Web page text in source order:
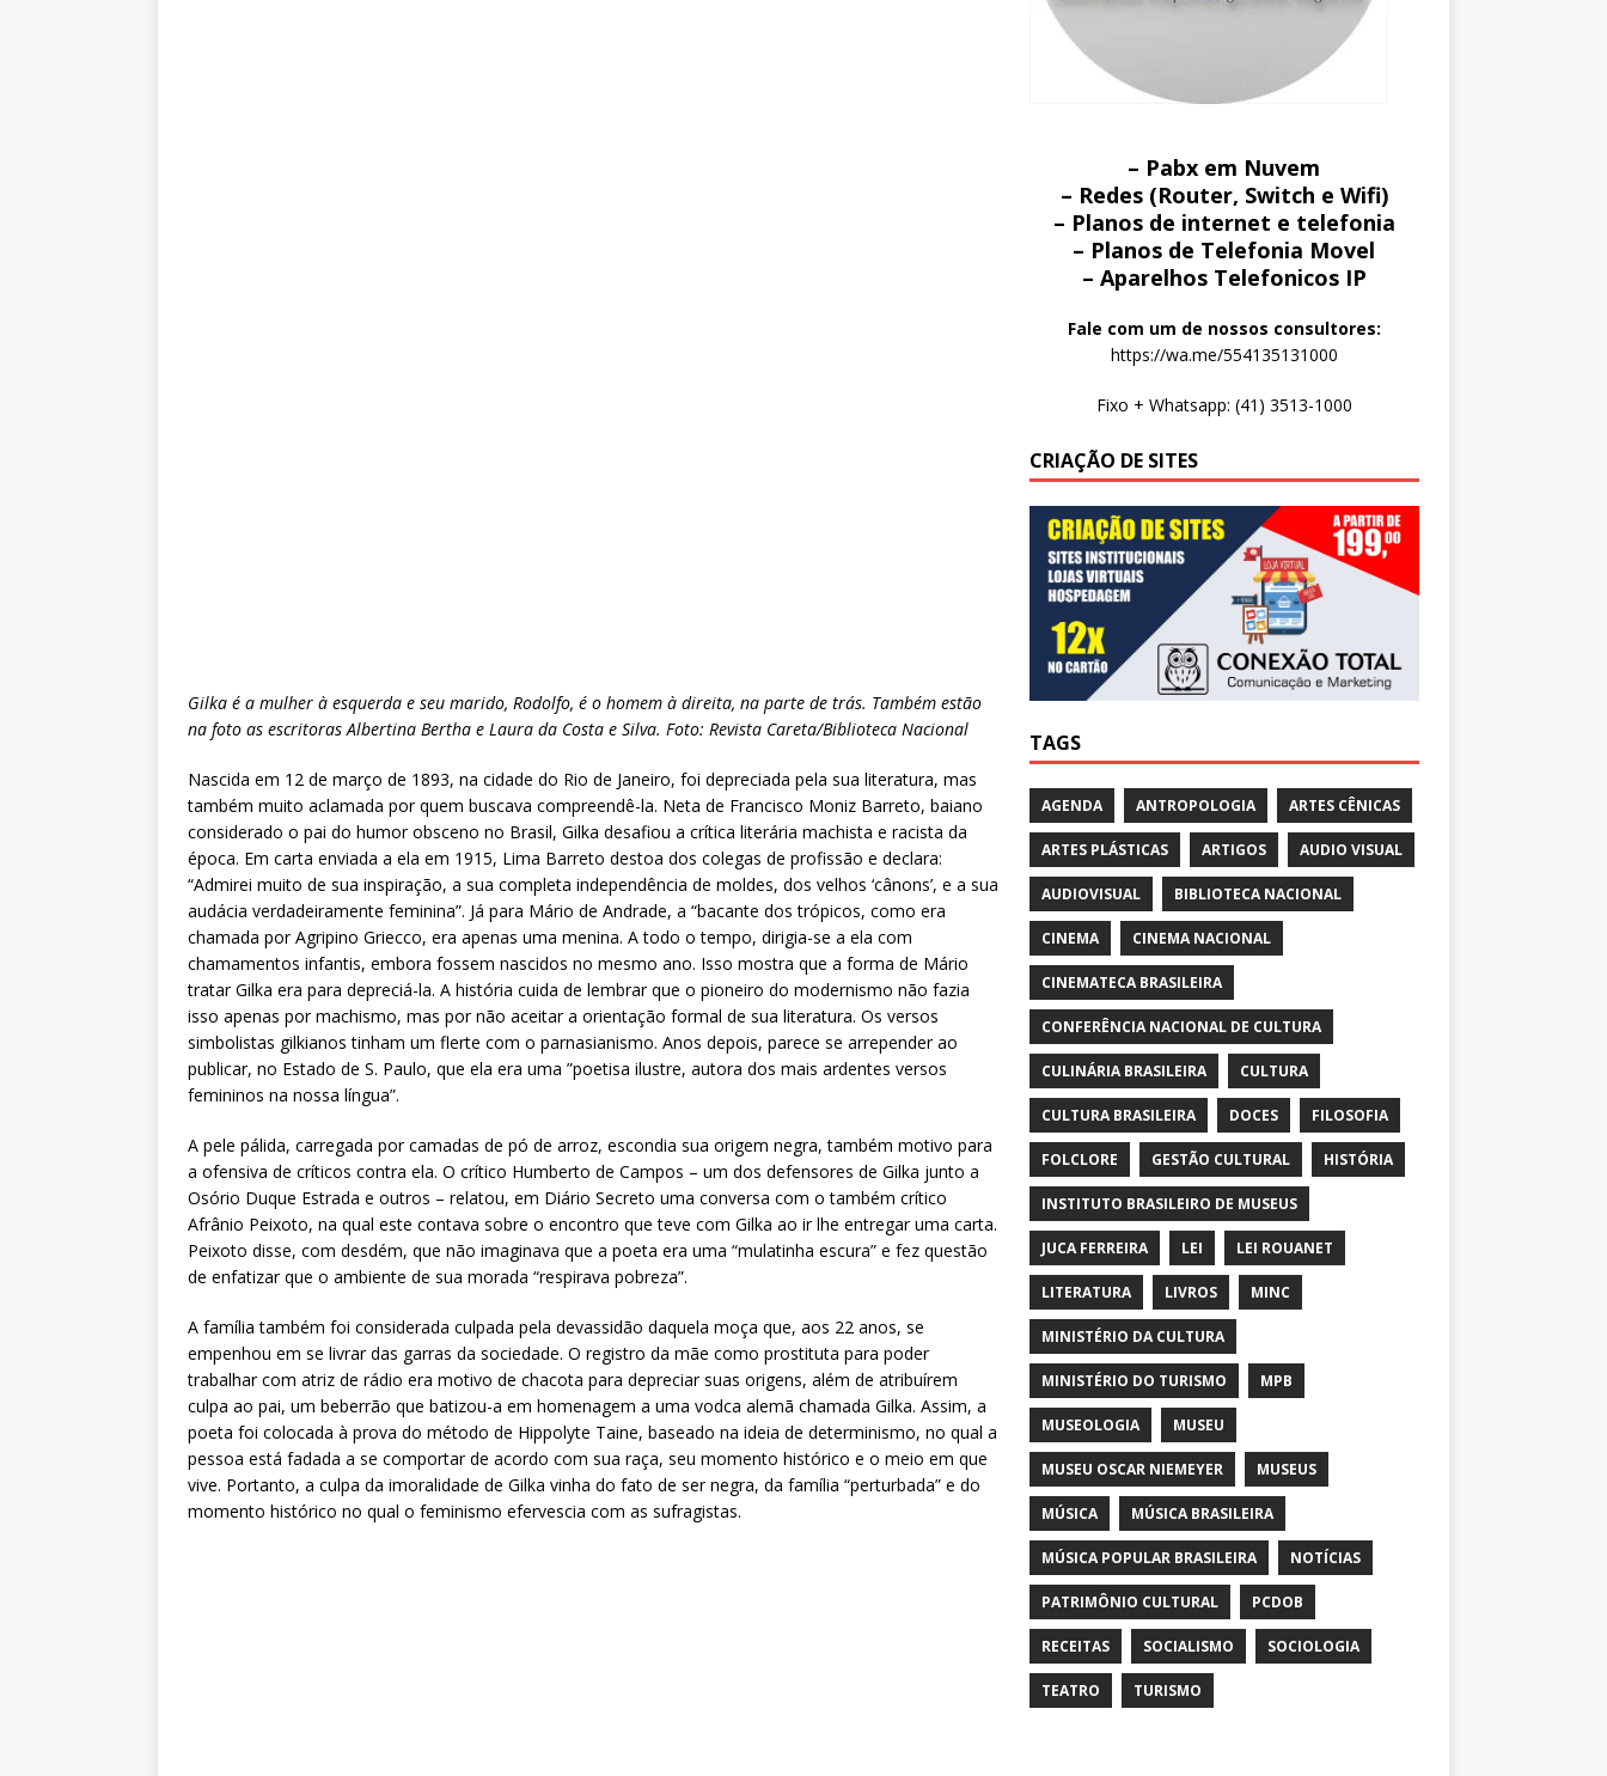
Gilka é a mulher à esquerda e seu marido, Rodolfo, é o homem à direita, na parte de trás. Também estão
na foto as escritoras Albertina Bertha e Laura da Costa e Silva. Foto: Revista Careta/Biblioteca Nacional
Nascida em 12 de março de 1893, na cidade do Rio de Janeiro, foi depreciada pela sua literatura, mas
também muito aclamada por quem buscava compreendê-la. Neta de Francisco Moniz Barreto, baiano
considerado o pai do humor obsceno no Brasil, Gilka desafiou a crítica literária machista e racista da
época. Em carta enviada a ela em 1915, Lima Barreto destoa dos colegas de profissão e declara:
“Admirei muito de sua inspiração, a sua completa independência de moldes, dos velhos ‘cânons’, e a sua
audácia verdadeiramente feminina”. Já para Mário de Andrade, a “bacante dos trópicos, como era
chamada por Agripino Griecco, era apenas uma menina. A todo o tempo, dirigia-se a ela com
chamamentos infantis, embora fossem nascidos no mesmo ano. Isso mostra que a forma de Mário
tratar Gilka era para depreciá-la. A história cuida de lembrar que o pioneiro do modernismo não fazia
isso apenas por machismo, mas por não aceitar a orientação formal de sua literatura. Os versos
simbolistas gilkianos tinham um flerte com o parnasianismo. Anos depois, parece se arrepender ao
publicar, no Estado de S. Paulo, que ela era uma ”poetisa ilustre, autora dos mais ardentes versos
femininos na nossa língua”.
A pele pálida, carregada por camadas de pó de arroz, escondia sua origem negra, também motivo para
a ofensiva de críticos contra ela. O crítico Humberto de Campos – um dos defensores de Gilka junto a
Osório Duque Estrada e outros – relatou, em Diário Secreto uma conversa com o também crítico
Afrânio Peixoto, na qual este contava sobre o encontro que teve com Gilka ao ir lhe entregar uma carta.
Peixoto disse, com desdém, que não imaginava que a poeta era uma “mulatinha escura” e fez questão
de enfatizar que o ambiente de sua morada “respirava pobreza”.
A família também foi considerada culpada pela devassidão daquela moça que, aos 22 anos, se
empenhou em se livrar das garras da sociedade. O registro da mãe como prostituta para poder
trabalhar com atriz de rádio era motivo de chacota para depreciar suas origens, além de atribuírem
culpa ao pai, um beberrão que batizou-a em homenagem a uma vodca alemã chamada Gilka. Assim, a
poeta foi colocada à prova do método de Hippolyte Taine, baseado na ideia de determinismo, no qual a
pessoa está fadada a se comportar de acordo com sua raça, seu momento histórico e o meio em que
vive. Portanto, a culpa da imoralidade de Gilka vinha do fato de ser negra, da família “perturbada” e do
momento histórico no qual o feminismo efervescia com as sufragistas.
– Pabx em Nuvem
– Redes (Router, Switch e Wifi)
– Planos de internet e telefonia
– Planos de Telefonia Movel
– Aparelhos Telefonicos IP
Fale com um de nossos consultores:
https://wa.me/554135131000
Fixo + Whatsapp: (41) 3513-1000
CRIAÇÃO DE SITES
TAGS
AGENDA ANTROPOLOGIA ARTES CÊNICAS
ARTES PLÁSTICAS ARTIGOS AUDIO VISUAL
AUDIOVISUAL BIBLIOTECA NACIONAL
CINEMA CINEMA NACIONAL
CINEMATECA BRASILEIRA
CONFERÊNCIA NACIONAL DE CULTURA
CULINÁRIA BRASILEIRA CULTURA
CULTURA BRASILEIRA DOCES FILOSOFIA
FOLCLORE GESTÃO CULTURAL HISTÓRIA
INSTITUTO BRASILEIRO DE MUSEUS
JUCA FERREIRA LEI LEI ROUANET
LITERATURA LIVROS MINC
MINISTÉRIO DA CULTURA
MINISTÉRIO DO TURISMO MPB
MUSEOLOGIA MUSEU
MUSEU OSCAR NIEMEYER MUSEUS
MÚSICA MÚSICA BRASILEIRA
MÚSICA POPULAR BRASILEIRA NOTÍCIAS
PATRIMÔNIO CULTURAL PCDOB
RECEITAS SOCIALISMO SOCIOLOGIA
TEATRO TURISMO